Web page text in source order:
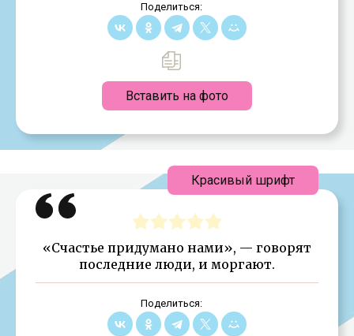
Поделиться:
Вставить на фото
«Счастье придумано нами», — говорят
последние люди, и моргают.
Поделиться:
Красивый шрифт